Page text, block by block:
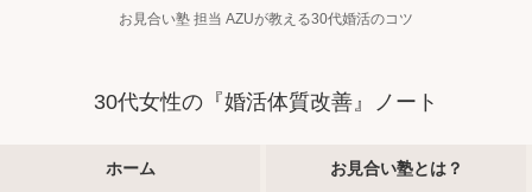
お見合い塾 担当 AZUが教える30代婚活のコツ
30代女性の『婚活体質改善』ノート
ホーム お見合い塾とは？